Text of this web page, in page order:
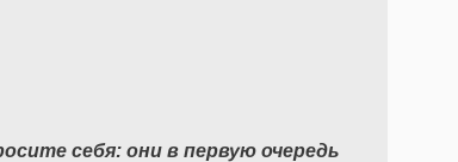
себя: они в первую очередь